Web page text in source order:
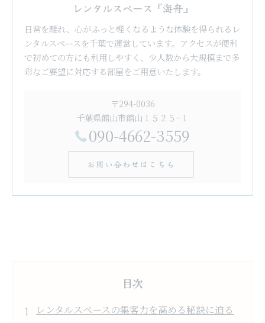
レンタルスペース『海舟』
日常を離れ、心がふっと軽くなるような体験を得られるレ
ンタルスペースを千葉で運営しています。アクセスが便利
で初めての方にも利用しやすく、少人数から大規模まで多
彩なご要望に対応する部屋をご用意いたします。
〒294-0036
千葉県館山市館山１５２５−１
090-4662-3559
お問い合わせはこちら
目次
レンタルスペースの集客力を高める秘訣に迫る